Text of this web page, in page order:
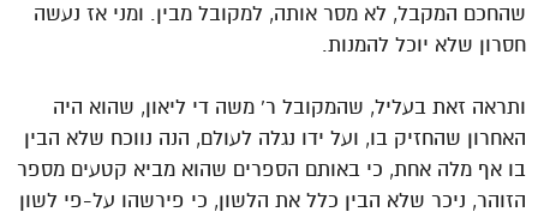
שהחכם המקבל, לא מסר אותה, למקובל מבין. ומני אז נעשה
חסרון שלא יוכל להמנות.
ותראה זאת בעליל, שהמקובל ר' משה די ליאון, שהוא היה
האחרון שהחזיק בו, ועל ידו נגלה לעולם, הנה נווכח שלא הבין
בו אף מלה אחת, כי באותם הספרים שהוא מביא קטעים מספר
הזוהר, ניכר שלא הבין כלל את הלשון, כי פירשהו על-פי לשון